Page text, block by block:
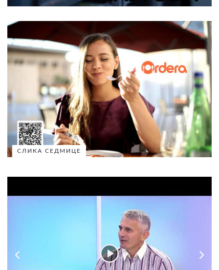
СЛИКА СЕДМИЦЕ